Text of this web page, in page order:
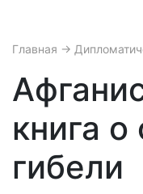
Главная →
книга о
гибели